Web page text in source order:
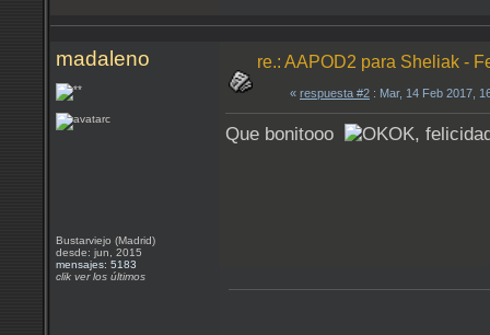
madaleno
Bustarviejo (Madrid)
desde: jun, 2015
mensajes: 5183
clik ver los últimos
re.: AAPOD2 para Sheliak -
« respuesta #2 : Mar, 14 Feb 2017,
Que bonitooo ,